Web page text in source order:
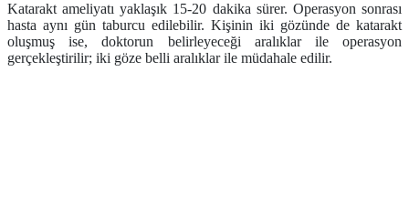
Katarakt ameliyatı yaklaşık 15-20 dakika sürer. Operasyon sonrası
hasta aynı gün taburcu edilebilir. Kişinin iki gözünde de katarakt
oluşmuş ise, doktorun belirleyeceği aralıklar ile operasyon
gerçekleştirilir; iki göze belli aralıklar ile müdahale edilir.